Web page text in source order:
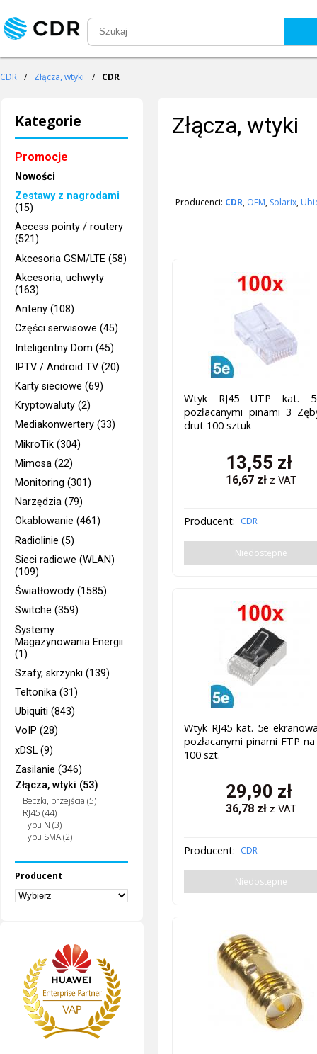
CDR / Złącza, wtyki / CDR
Kategorie
Promocje
Nowości
Zestawy z nagrodami
(15)
Access pointy / routery
(521)
Akcesoria GSM/LTE (58)
Akcesoria, uchwyty
(163)
Anteny (108)
Części serwisowe (45)
Inteligentny Dom (45)
IPTV / Android TV (20)
Karty sieciowe (69)
Kryptowaluty (2)
Mediakonwertery (33)
MikroTik (304)
Mimosa (22)
Monitoring (301)
Narzędzia (79)
Okablowanie (461)
Radiolinie (5)
Sieci radiowe (WLAN)
(109)
Światłowody (1585)
Switche (359)
Systemy
Magazynowania Energii
(1)
Szafy, skrzynki (139)
Teltonika (31)
Ubiquiti (843)
VoIP (28)
xDSL (9)
Zasilanie (346)
Złącza, wtyki (53)
Beczki, przejścia (5)
RJ45 (44)
Typu N (3)
Typu SMA (2)
Producent
Złącza, wtyki
Producenci: CDR, OEM, Solarix,
Wtyk RJ45 UTP kat.
pozłacanymi pinami 3
drut 100 sztuk
13,55 zł
16,67 zł z VAT
Producent: CDR
Niedostępne
Wtyk RJ45 kat. 5e
pozłacanymi pinami FTP
100 szt.
29,90 zł
36,78 zł z VAT
Producent: CDR
Niedostępne